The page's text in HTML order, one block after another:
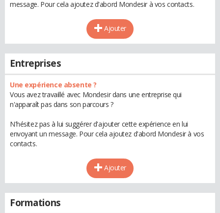
message. Pour cela ajoutez d'abord Mondesir à vos contacts.
Ajouter
Entreprises
Une expérience absente ?
Vous avez travaillé avec Mondesir dans une entreprise qui
n'apparaît pas dans son parcours ?
N'hésitez pas à lui suggérer d'ajouter cette expérience en lui
envoyant un message. Pour cela ajoutez d'abord Mondesir à vos
contacts.
Ajouter
Formations